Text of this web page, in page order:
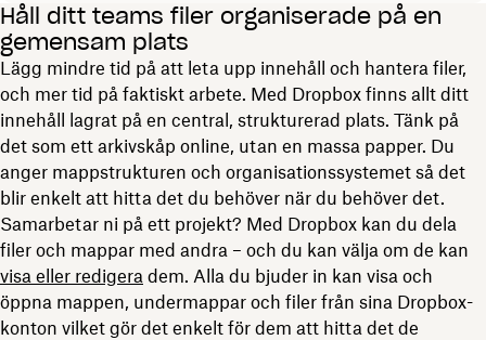
Håll ditt teams filer organiserade på en
gemensam plats
Lägg mindre tid på att leta upp innehåll och hantera filer,
och mer tid på faktiskt arbete. Med Dropbox finns allt ditt
innehåll lagrat på en central, strukturerad plats. Tänk på
det som ett arkivskåp online, utan en massa papper. Du
anger mappstrukturen och organisationssystemet så det
blir enkelt att hitta det du behöver när du behöver det.
Samarbetar ni på ett projekt? Med Dropbox kan du dela
filer och mappar med andra – och du kan välja om de kan
visa eller redigera dem. Alla du bjuder in kan visa och
öppna mappen, undermappar och filer från sina Dropbox-
konton vilket gör det enkelt för dem att hitta det de